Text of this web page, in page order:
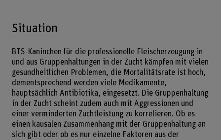
Situation
BTS-Kaninchen für die professionelle Fleischerzeugung in
und aus Gruppenhaltungen in der Zucht kämpfen mit vielen
gesundheitlichen Problemen, die Mortalitätsrate ist hoch,
dementsprechend werden viele Medikamente,
hauptsächlich Antibiotika, eingesetzt. Die Gruppenhaltung
in der Zucht scheint zudem auch mit Aggressionen und
einer verminderten Zuchtleistung zu korrelieren. Ob es
einen kausalen Zusammenhang mit der Gruppenhaltung an
sich gibt oder ob es nur einzelne Faktoren aus der